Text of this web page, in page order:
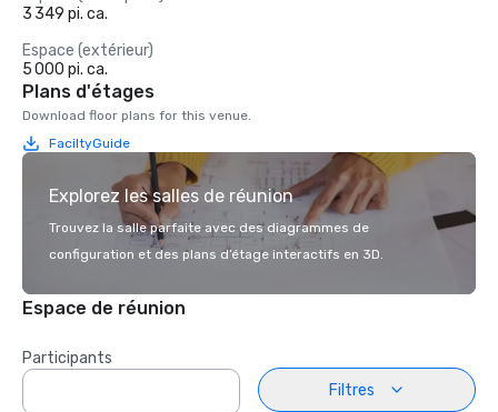
3 349 pi. ca.
Espace (extérieur)
5 000 pi. ca.
Plans d'étages
Download floor plans for this venue.
FaciltyGuide
Explorez les salles de réunion
Trouvez la salle parfaite avec des diagrammes de
configuration et des plans d’étage interactifs en 3D.
Espace de réunion
Participants
Filtres